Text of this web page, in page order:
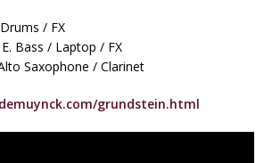
/ FX
Bass / Laptop / FX
Saxophone / Clarinet
grundstein.html